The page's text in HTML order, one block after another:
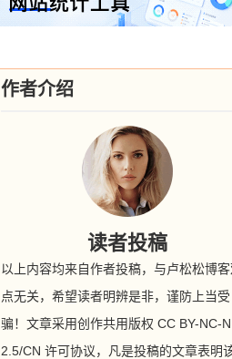
作者介绍
读者投稿
以上内容均来自作者投稿，与卢松松博
点无关，希望读者明辨是非，谨防上当受
骗！文章采用创作共用版权 CC BY-NC-
2.5/CN 许可协议，凡是投稿的文章表明